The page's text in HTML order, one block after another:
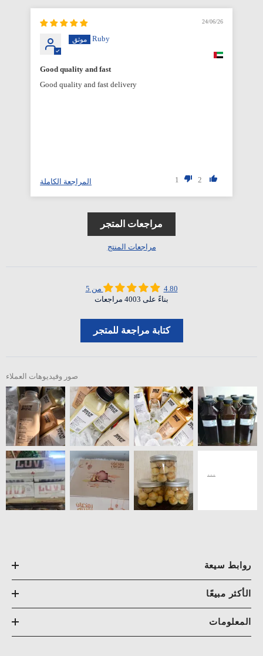
24/06/26
Ruby
Good quality and fast
Good quality and fast delivery
2
1 المراجعة الكاملة
مراجعات المتجر
مراجعات المنتج
4.80 من 5
بناءً على 4003 مراجعات
كتابة مراجعة للمتجر
صور وفيديوهات العملاء
روابط سيعة
الأكثر مبيعًا
المعلومات